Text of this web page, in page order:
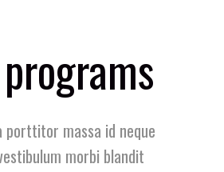
porttitor massa id neque
morbi blandit